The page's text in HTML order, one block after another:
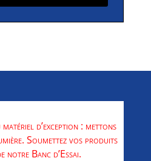
d’exception : mettons
Soumettez vos produits
notre Banc d’Essai.